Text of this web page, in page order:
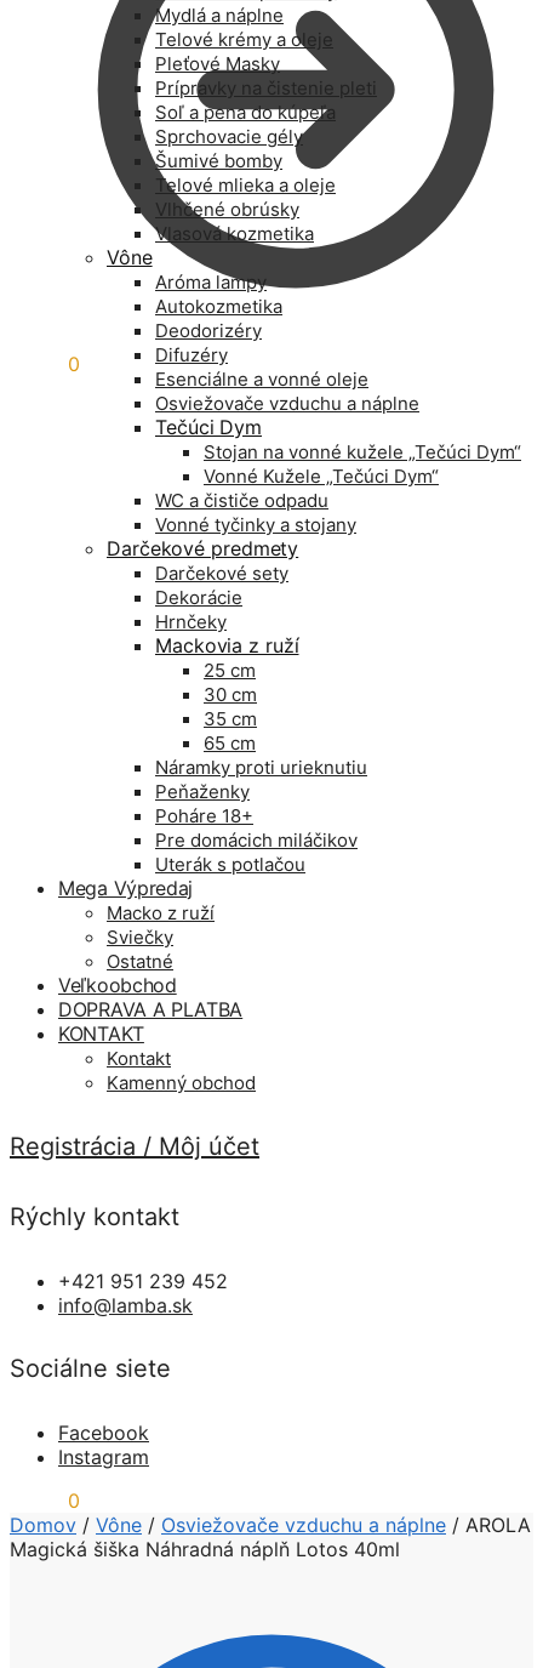
0
Mydlá a náplne
Telové krémy a oleje
Pleťové Masky
Prípravky na čistenie pleti
Soľ a pena do kúpeľa
Sprchovacie gély
Šumivé bomby
Telové mlieka a oleje
Vlhčené obrúsky
Vlasová kozmetika
Vône
Aróma lampy
Autokozmetika
Deodorizéry
Difuzéry
Esenciálne a vonné oleje
Osviežovače vzduchu a náplne
Tečúci Dym
Stojan na vonné kužele „Tečúci Dym“
Vonné Kužele „Tečúci Dym“
WC a čističe odpadu
Vonné tyčinky a stojany
Darčekové predmety
Darčekové sety
Dekorácie
Hrnčeky
Mackovia z ruží
25 cm
30 cm
35 cm
65 cm
Náramky proti urieknutiu
Peňaženky
Poháre 18+
Pre domácich miláčikov
Uterák s potlačou
Mega Výpredaj
Macko z ruží
Sviečky
Ostatné
Veľkoobchod
DOPRAVA A PLATBA
KONTAKT
Kontakt
Kamenný obchod
Registrácia / Môj účet
Rýchly kontakt
+421 951 239 452
info@lamba.sk
Sociálne siete
Facebook
Instagram
0
Domov / Vône / Osviežovače vzduchu a náplne / AROLA
Magická šiška Náhradná náplň Lotos 40ml